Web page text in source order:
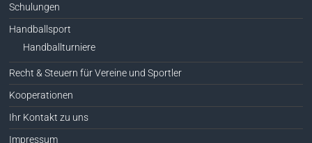
Schulungen
Handballsport
Handballturniere
Recht & Steuern für Vereine und Sportler
Kooperationen
Ihr Kontakt zu uns
Impressum